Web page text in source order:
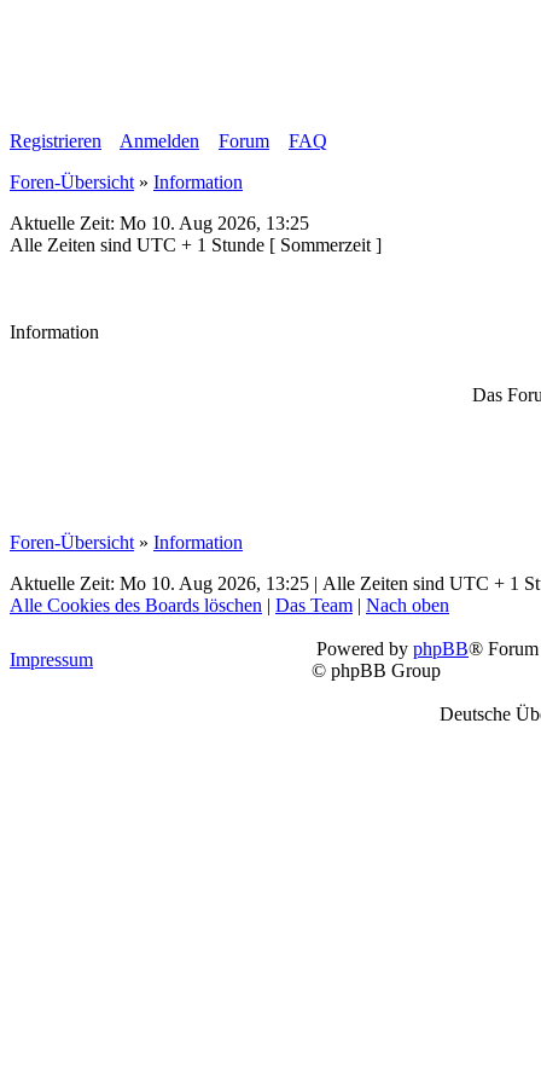
Registrieren Anmelden Forum
FAQ
Foren-Übersicht » Information
Aktuelle Zeit: Mo 10. Aug 2026, 13:25
Alle Zeiten sind UTC + 1 Stunde [ Sommerzeit ]
Information
Das
Foren-Übersicht » Information
Aktuelle Zeit: Mo 10. Aug 2026, 13:25 | Alle Zeiten sind UTC + 1
Alle Cookies des Boards löschen | Das Team | Nach oben
Impressum
Powered by phpBB® Forum
© phpBB Group
Deutsche